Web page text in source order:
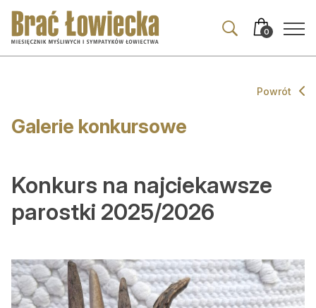
Przejdź
nawigacji
Przejdź
treści
0
Komentarze i opinie
Co ciekawego
Galerie konkursowe
Powrót
Konkurs na najciekawsze
parostki 2025/2026